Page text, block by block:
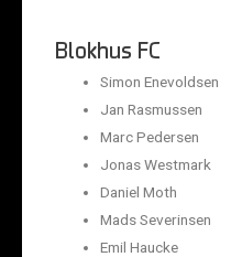
Blokhus FC
Simon Enevoldsen
Jan Rasmussen
Marc Pedersen
Jonas Westmark
Daniel Moth
Mads Severinsen
Emil Haucke